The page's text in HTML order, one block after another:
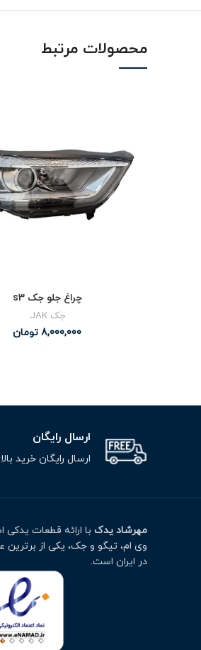
محصولات مرتبط
چراغ جلو جک s3
جک JAK
8,000,000 تومان
ارسال رایگان
ارسال رایگان خرید بالای 5
مهرشاد یدک با ارائه قطعات یدکی
وی ام، تیگو و جک، یکی از برترین
در ایران است.